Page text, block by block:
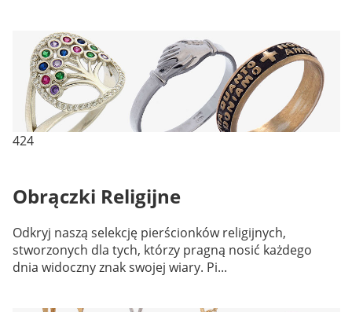
424
Obrączki Religijne
Odkryj naszą selekcję pierścionków religijnych,
stworzonych dla tych, którzy pragną nosić każdego
dnia widoczny znak swojej wiary. Pi...